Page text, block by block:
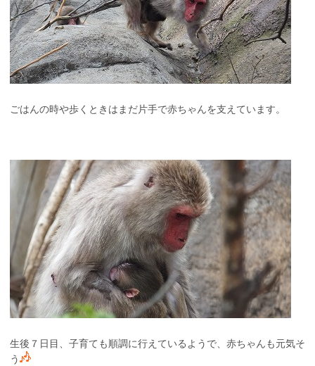
ごはんの時や歩くときはまだ片手で赤ちゃんを支えています。
生後７日目、子育ても順調に行えているようで、赤ちゃんも元気そ
う